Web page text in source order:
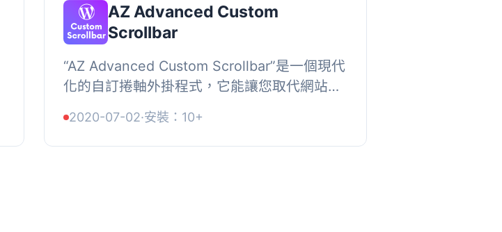
AZ Advanced Custom
Scrollbar
“AZ Advanced Custom Scrollbar”是一個現代
化的自訂捲軸外掛程式，它能讓您取代網站現
低且相容於現代...
2020-07-02·安裝：10+